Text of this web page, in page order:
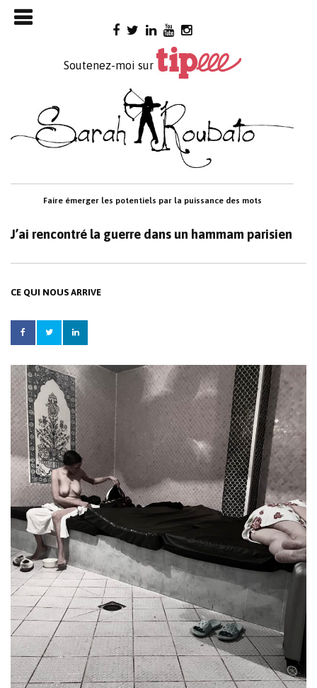
Skip
to
Soutenez-moi sur
Faire émerger les potentiels par la puissance des mots

J’ai rencontré la guerre dans un hammam parisien
CE QUI NOUS ARRIVE